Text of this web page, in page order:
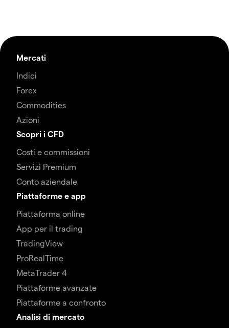
Mercati
Indici
Forex
Commodities
Azioni
Scopri i CFD
Costi e commissioni
Servizi Premium
Conto aziendale
Piattaforme e app
Piattaforma online
App per il trading
TradingView
ProRealTime
MetaTrader 4
Piattaforme avanzate
Piattaforme a confronto
Analisi di mercato